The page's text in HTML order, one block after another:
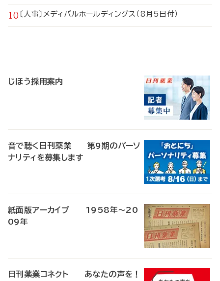
〔人事〕メディパルホールディングス（8月5日付）
じほう採用案内
音で聴く日刊薬業 第9期のパーソ
ナリティを募集します
紙面版アーカイブ 1958年～20
09年
日刊薬業コネクト あなたの声を！